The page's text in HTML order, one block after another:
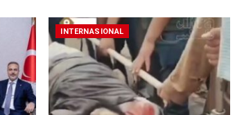
INTERNASIONAL